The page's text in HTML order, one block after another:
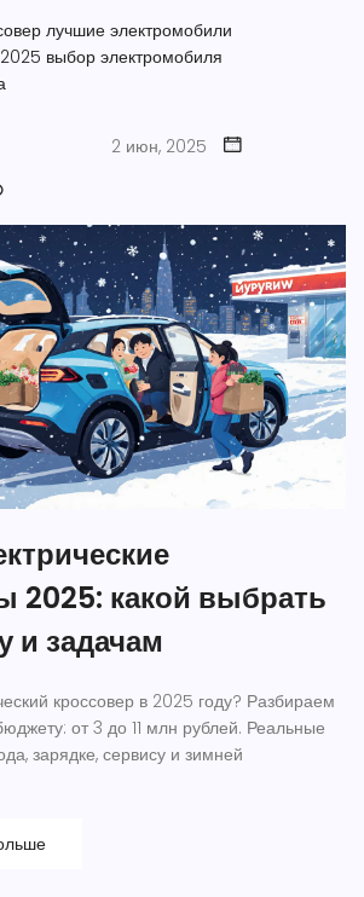
лучшие электромобили
выбор электромобиля
2 июн, 2025
2025: какой выбрать
и задачам
кроссовер в 2025 году? Разбираем
от 3 до 11 млн рублей. Реальные
зарядке, сервису и зимней